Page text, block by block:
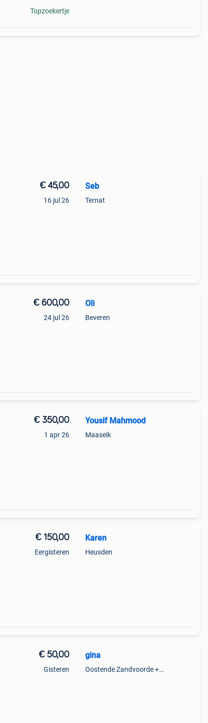
Topzoekertje
€ 45,00
16 jul 26
Seb
Ternat
€ 600,00
24 jul 26
Oli
Beveren
€ 350,00
1 apr 26
Yousif Mahmood
Maaseik
€ 150,00
Eergisteren
Karen
Heusden
€ 50,00
Gisteren
gina
Oostende Zandvoorde +Oostende